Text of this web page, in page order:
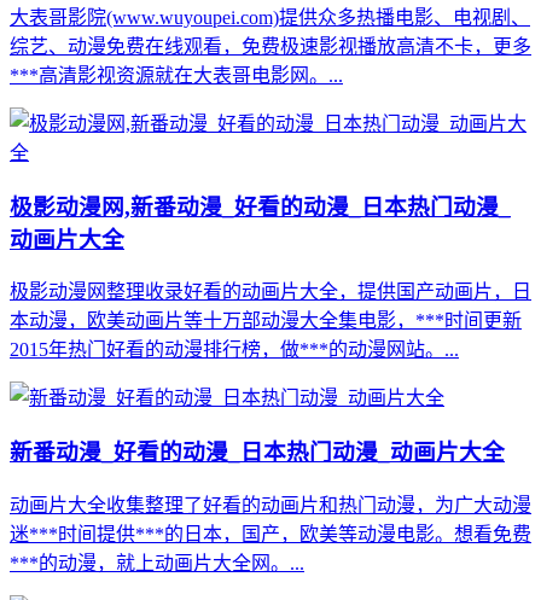
大表哥影院(www.wuyoupei.com)提供众多热播电影、电视剧、
综艺、动漫免费在线观看，免费极速影视播放高清不卡，更多
***高清影视资源就在大表哥电影网。...
极影动漫网,新番动漫_好看的动漫_日本热门动漫_
动画片大全
极影动漫网整理收录好看的动画片大全，提供国产动画片，日
本动漫，欧美动画片等十万部动漫大全集电影，***时间更新
2015年热门好看的动漫排行榜，做***的动漫网站。...
新番动漫_好看的动漫_日本热门动漫_动画片大全
动画片大全收集整理了好看的动画片和热门动漫，为广大动漫
迷***时间提供***的日本，国产，欧美等动漫电影。想看免费
***的动漫，就上动画片大全网。...